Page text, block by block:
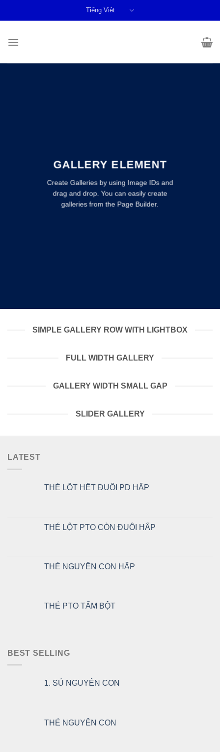
Tiếng Việt
GALLERY ELEMENT
Create Galleries by using Image IDs and
drag and drop. You can easily create
galleries from the Page Builder.
SIMPLE GALLERY ROW WITH LIGHTBOX
FULL WIDTH GALLERY
GALLERY WIDTH SMALL GAP
SLIDER GALLERY
LATEST
THẺ LỘT HẾT ĐUÔI PD HẤP
THẺ LỘT PTO CÒN ĐUÔI HẤP
THẺ NGUYÊN CON HẤP
THẺ PTO TẨM BỘT
BEST SELLING
1. SÚ NGUYÊN CON
THẺ NGUYÊN CON